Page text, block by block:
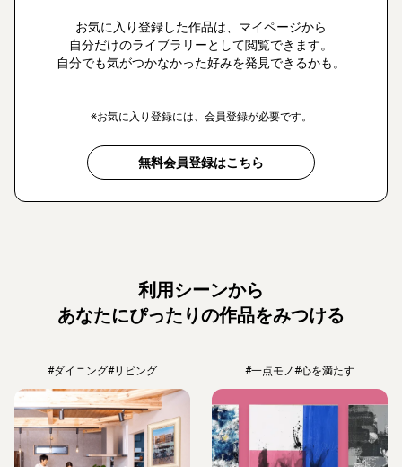
お気に入り登録した作品は、マイページから
自分だけのライブラリーとして閲覧できます。
自分でも気がつかなかった好みを発見できるかも。
※お気に入り登録には、会員登録が必要です。
無料会員登録はこちら
利用シーンから
あなたにぴったりの作品をみつける
#ダイニング#リビング #一点モノ#心を満たす